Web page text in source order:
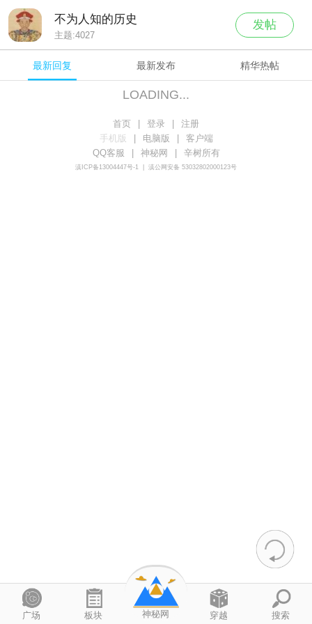
不为人知的历史
主题:4027
发帖
最新回复 最新发布 精华热帖
LOADING...
首页 | 登录 |
注册
手机版
| 电脑版 |
客户端
QQ客服
| 神秘网 | 辛树所有
滇ICP备13004447号-1 滇公网安备 53032802000123号
广场 板块 神秘网 穿越 搜索